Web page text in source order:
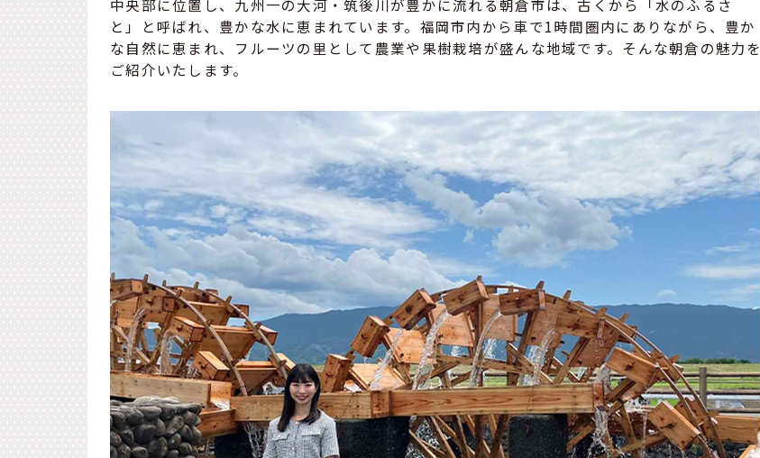
中央部に位置し、九州一の大河・筑後川が豊かに流れる朝倉市は、古くから「水のふるさ
と」と呼ばれ、豊かな水に恵まれています。福岡市内から車で1時間圏内にありながら、豊か
な自然に恵まれ、フルーツの里として農業や果樹栽培が盛んな地域です。そんな朝倉の魅力を
ご紹介いたします。